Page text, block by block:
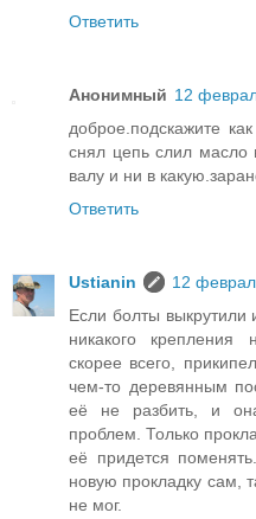
Ответить
Анонимный 12
доброе.подскажите
снял цепь слил масло
валу и ни в
Ответить
Ustianin
12
Если болты выкрутили
никакого крепления
скорее всего,
чем-то деревянным
её не разбить, и
проблем. Только
её придется
новую прокладку сам,
не мог.